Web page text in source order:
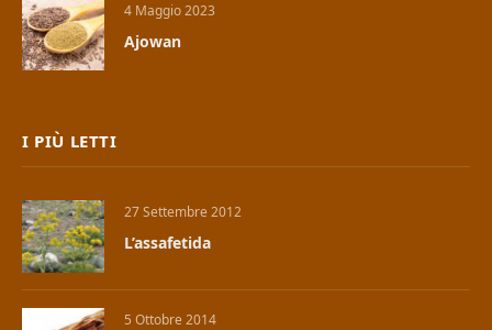
4 Maggio 2023
Ajowan
I PIÙ LETTI
27 Settembre 2012
L’assafetida
5 Ottobre 2014